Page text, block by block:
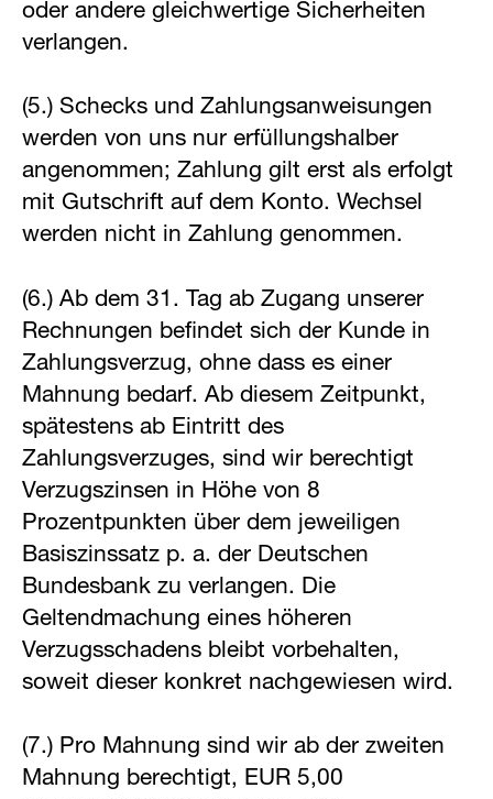
oder andere gleichwertige Sicherheiten
verlangen.
(5.) Schecks und Zahlungsanweisungen
werden von uns nur erfüllungshalber
angenommen; Zahlung gilt erst als erfolgt
mit Gutschrift auf dem Konto. Wechsel
werden nicht in Zahlung genommen.
(6.) Ab dem 31. Tag ab Zugang unserer
Rechnungen befindet sich der Kunde in
Zahlungsverzug, ohne dass es einer
Mahnung bedarf. Ab diesem Zeitpunkt,
spätestens ab Eintritt des
Zahlungsverzuges, sind wir berechtigt
Verzugszinsen in Höhe von 8
Prozentpunkten über dem jeweiligen
Basiszinssatz p. a. der Deutschen
Bundesbank zu verlangen. Die
Geltendmachung eines höheren
Verzugsschadens bleibt vorbehalten,
soweit dieser konkret nachgewiesen wird.
(7.) Pro Mahnung sind wir ab der zweiten
Mahnung berechtigt, EUR 5,00